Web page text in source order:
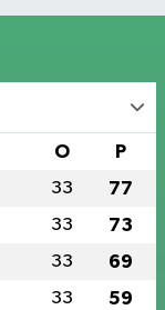
O P
33 77
33 73
33 69
33 59